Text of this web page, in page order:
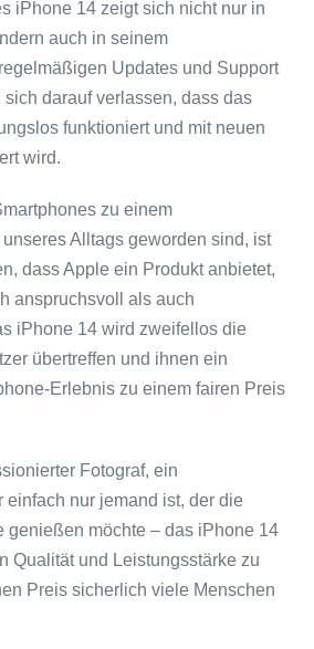
iPhone 14 zeigt sich nicht nur in
auch in seinem
Updates und Support
darauf verlassen, dass das
funktioniert und mit neuen
wird.
zu einem
Alltags geworden sind, ist
dass Apple ein Produkt anbietet,
anspruchsvoll als auch
iPhone 14 wird zweifellos die
übertreffen und ihnen ein
Erlebnis zu einem fairen Preis
Fotograf, ein
einfach nur jemand ist, der die
genießen möchte – das iPhone 14
Qualität und Leistungsstärke zu
Preis sicherlich viele Menschen